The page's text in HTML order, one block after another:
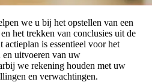
we u bij het opstellen van een
en het trekken van conclusies uit de
is essentieel voor het
en uitvoeren van uw
we rekening houden met uw
en verwachtingen.